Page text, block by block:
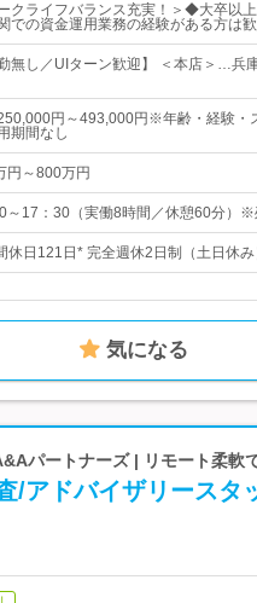
クライフバランス充実！＞◆大卒以
での資金運用業務の経験がある方は歓
勤無し／UIターン歓迎】 ＜本店＞…兵
円～493,000円※年齢・経験・
期間なし
円～800万円
～17：30（実働8時間／休憩60分）
休日121日* 完全週休2日制（土日休
気になる
パートナーズ | リモート柔軟
/アドバイザリース